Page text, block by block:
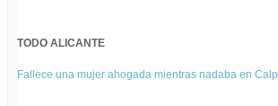
TODO ALICANTE
Fallece una mujer ahogada mientras nadaba en Calp